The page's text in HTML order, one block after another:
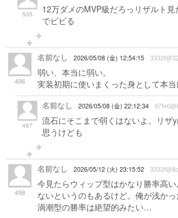
505
12万ダメのMVP級だろっリザルト見
でビビる
496
名前なし 2026/05/08 (金) 12:54:15
弱い、本当に弱い。
実装初期に使いまくった身として本
497
名前なし 2026/05/08 (金) 22:12:34
流石にそこまで弱くはないよ。リザ
思うけども
498
名前なし 2026/05/12 (火) 23:15:52
今見たらウィップ型はかなり勝率高
ないというのもあるけど。俺が浅かっ
渦潮型の勝率は絶望的みたい…